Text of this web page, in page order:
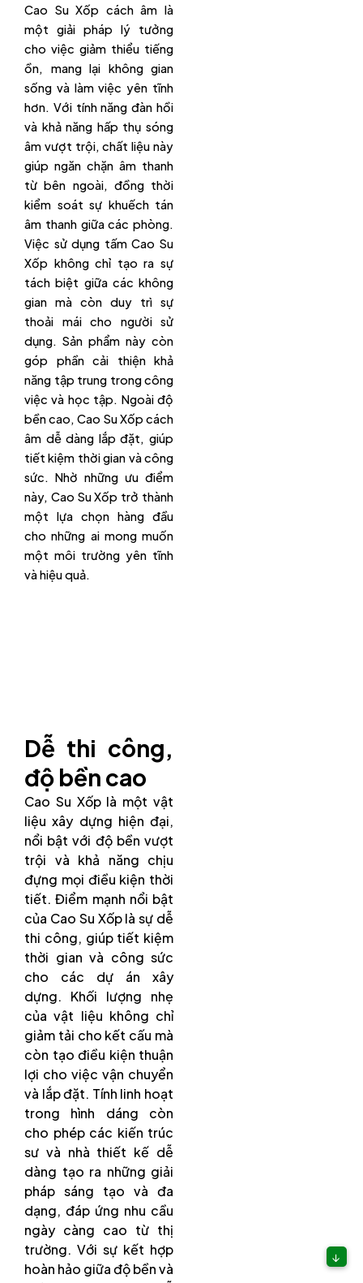
Cao Su Xốp cách âm là
một giải pháp lý tưởng
cho việc giảm thiểu tiếng
ồn, mang lại không gian
sống và làm việc yên tĩnh
hơn. Với tính năng đàn hồi
và khả năng hấp thụ sóng
âm vượt trội, chất liệu này
giúp ngăn chặn âm thanh
từ bên ngoài, đồng thời
kiểm soát sự khuếch tán
âm thanh giữa các phòng.
Việc sử dụng tấm Cao Su
Xốp không chỉ tạo ra sự
tách biệt giữa các không
gian mà còn duy trì sự
thoải mái cho người sử
dụng. Sản phẩm này còn
góp phần cải thiện khả
năng tập trung trong công
việc và học tập. Ngoài độ
bền cao, Cao Su Xốp cách
âm dễ dàng lắp đặt, giúp
tiết kiệm thời gian và công
sức. Nhờ những ưu điểm
này, Cao Su Xốp trở thành
một lựa chọn hàng đầu
cho những ai mong muốn
một môi trường yên tĩnh
và hiệu quả.
Dễ thi công,
độ bền cao
Cao Su Xốp là một vật
liệu xây dựng hiện đại,
nổi bật với độ bền vượt
trội và khả năng chịu
đựng mọi điều kiện thời
tiết. Điểm mạnh nổi bật
của Cao Su Xốp là sự dễ
thi công, giúp tiết kiệm
thời gian và công sức
cho các dự án xây
dựng. Khối lượng nhẹ
của vật liệu không chỉ
giảm tải cho kết cấu mà
còn tạo điều kiện thuận
lợi cho việc vận chuyển
và lắp đặt. Tính linh hoạt
trong hình dáng còn
cho phép các kiến trúc
sư và nhà thiết kế dễ
dàng tạo ra những giải
pháp sáng tạo và đa
dạng, đáp ứng nhu cầu
ngày càng cao từ thị
trường. Với sự kết hợp
hoàn hảo giữa độ bền và
↓